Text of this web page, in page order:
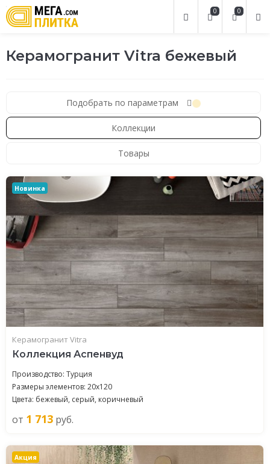
0
0
Керамогранит Vitra бежевый
Подобрать по параметрам
Коллекции
Товары
Новинка
Керамогранит Vitra
Коллекция Аспенвуд
Производство: Турция
Размеры элементов: 20x120
Цвета: бежевый, серый, коричневый
от 1 713 руб.
Акция